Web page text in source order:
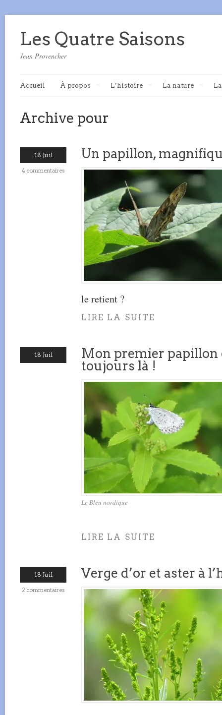
Les Quatre Saisons
Jean Provencher
Accueil À propos L’histoire La nature
Archive pour
18 Juil
4 commentaires
Un papillon,
le retient ?
LIRE LA SUITE
18 Juil
Mon premier papillon
toujours là !
Le Bleu nordique
LIRE LA SUITE
18 Juil
2 commentaires
Verge d’or et aster à